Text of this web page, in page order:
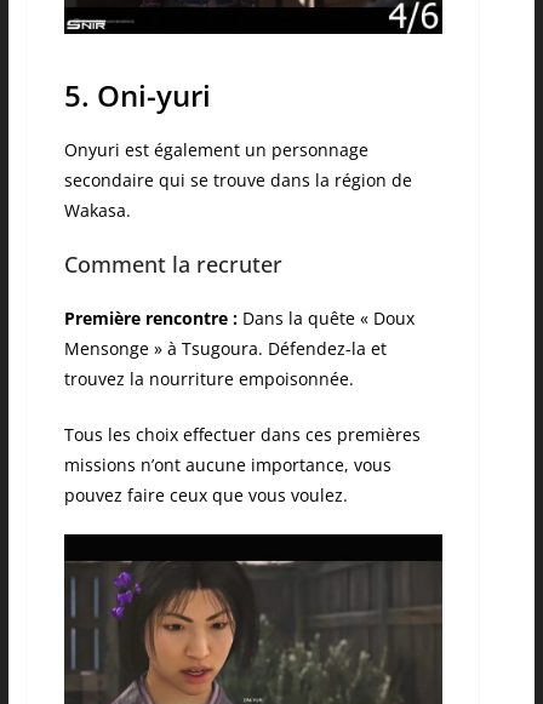
5. Oni-yuri
Onyuri est également un personnage
secondaire qui se trouve dans la région de
Wakasa.
Comment la recruter
Première rencontre :Dans la quête « Doux
Mensonge » à Tsugoura. Défendez-la et
trouvez la nourriture empoisonnée.
Tous les choix effectuer dans ces premières
missions n’ont aucune importance, vous
pouvez faire ceux que vous voulez.